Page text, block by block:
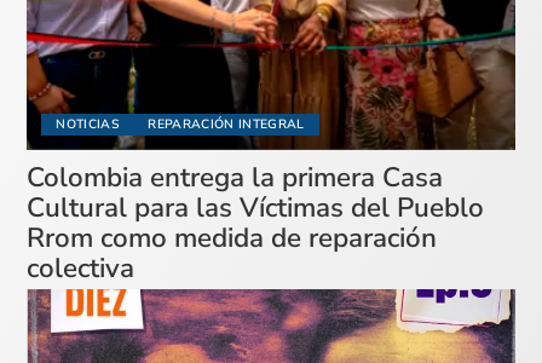
NOTICIAS REPARACIÓN INTEGRAL
Colombia entrega la primera Casa
Cultural para las Víctimas del Pueblo
Rrom como medida de reparación
colectiva